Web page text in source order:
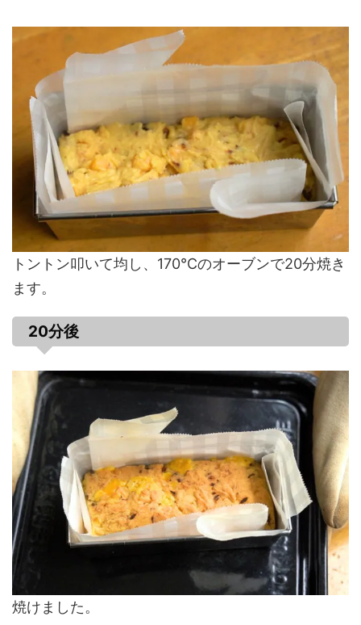
トントン叩いて均し、170℃のオーブンで20分焼き
ます。
20分後
焼けました。